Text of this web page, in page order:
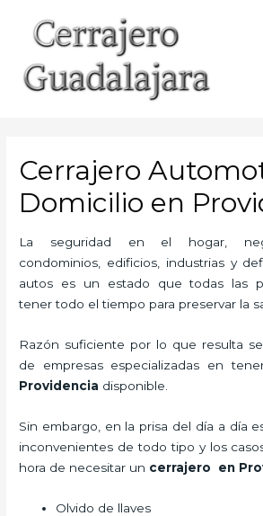
contenido
Cerrajero
Domicilio en
La seguridad en el hogar,
condominios, edificios, industrias y
autos es un estado que todas las
tener todo el tiempo para preservar la
Razón suficiente por lo que resulta
de empresas especializadas en
Providencia disponible.
Sin embargo, en la prisa del día a día
inconvenientes de todo tipo y los
hora de necesitar un cerrajero en
Olvido de llaves